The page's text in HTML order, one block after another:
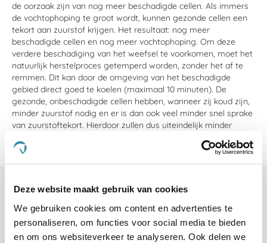
Deze website maakt gebruik van cookies
We gebruiken cookies om content en advertenties te
personaliseren, om functies voor social media te bieden
en om ons websiteverkeer te analyseren. Ook delen we
de oorzaak zijn van nog meer beschadigde cellen. Als immers
de vochtophoping te groot wordt, kunnen gezonde cellen een
tekort aan zuurstof krijgen. Het resultaat: nog meer
beschadigde cellen en nog meer vochtophoping. Om deze
verdere beschadiging van het weefsel te voorkomen, moet het
natuurlijk herstelproces getemperd worden, zonder het af te
remmen. Dit kan door de omgeving van het beschadigde
gebied direct goed te koelen (maximaal 10 minuten). De
gezonde, onbeschadigde cellen hebben, wanneer zij koud zijn,
minder zuurstof nodig en er is dan ook veel minder snel sprake
van zuurstoftekort. Hierdoor zullen dus uiteindelijk minder